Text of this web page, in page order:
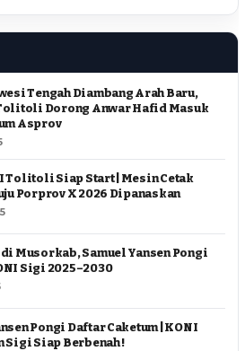
Tengah Diambang Arah Baru,
Dorong Anwar Hafid Masuk
Asprov
Tolitoli Siap Start | Mesin Cetak
Porprov X 2026 Dipanaskan
Musorkab, Samuel Yansen Pongi
Sigi 2025–2030
Pongi Daftar Caketum | KONI
Sigi Siap Berbenah !